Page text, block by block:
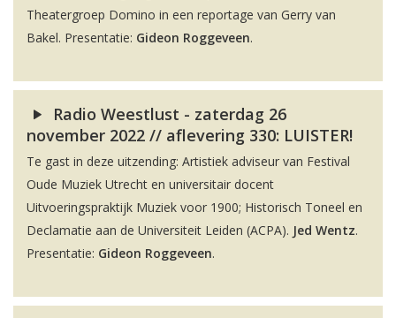
Theatergroep Domino in een reportage van Gerry van
Bakel. Presentatie: Gideon Roggeveen.
Radio Weestlust - zaterdag 26
november 2022 // aflevering 330: LUISTER!
Te gast in deze uitzending: Artistiek adviseur van Festival
Oude Muziek Utrecht en universitair docent
Uitvoeringspraktijk Muziek voor 1900; Historisch Toneel en
Declamatie aan de Universiteit Leiden (ACPA). Jed Wentz.
Presentatie: Gideon Roggeveen.